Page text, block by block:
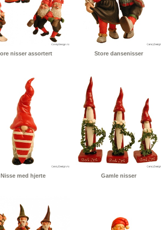
nisser assortert Store dansenisser
Nisse med hjerte Gamle nisser